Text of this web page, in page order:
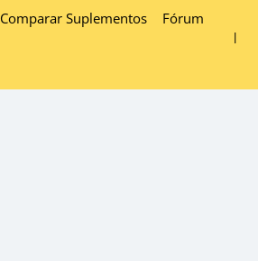
Comparar Suplementos Fórum